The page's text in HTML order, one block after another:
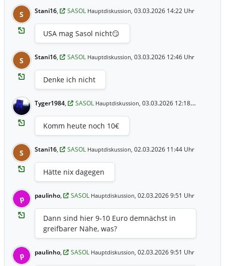
S Stani16, SASOL Hauptdiskussion, 03.03.2026 14:22 Uhr
USA mag Sasol nicht😏
S Stani16, SASOL Hauptdiskussion, 03.03.2026 12:46 Uhr
Denke ich nicht
Tyger1984, SASOL Hauptdiskussion, 03.03.2026 12:18 Uhr
Komm heute noch 10€
S Stani16, SASOL Hauptdiskussion, 02.03.2026 11:44 Uhr
Hätte nix dagegen
p paulinho, SASOL Hauptdiskussion, 02.03.2026 9:51 Uhr
Dann sind hier 9-10 Euro demnächst in
greifbarer Nähe, was?
p paulinho, SASOL Hauptdiskussion, 02.03.2026 9:51 Uhr